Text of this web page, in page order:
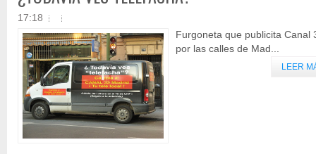
17:18
Furgoneta que publicita Canal
por las calles de Mad...
LEER